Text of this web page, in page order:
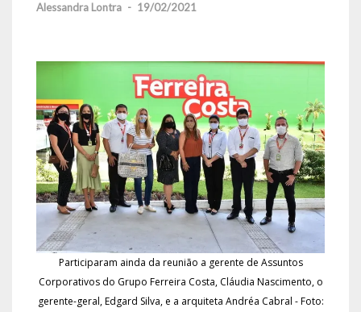
Alessandra Lontra - 19/02/2021
Participaram ainda da reunião a gerente de Assuntos
Corporativos do Grupo Ferreira Costa, Cláudia Nascimento, o
gerente-geral, Edgard Silva, e a arquiteta Andréa Cabral - Foto: